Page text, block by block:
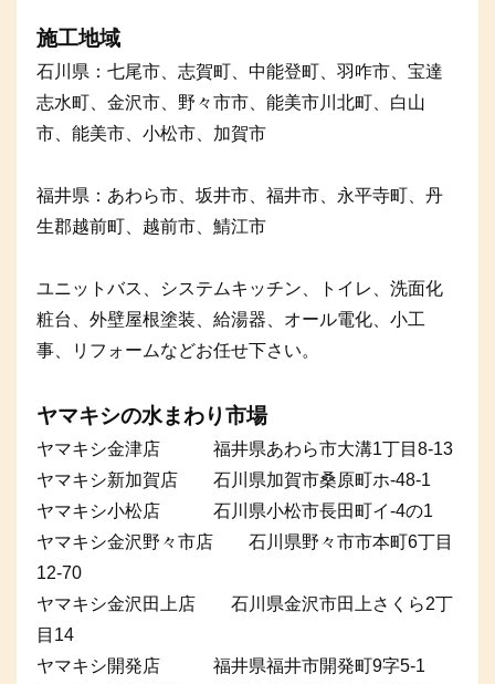
施工地域
石川県：七尾市、志賀町、中能登町、羽咋市、宝達
志水町、金沢市、野々市市、能美市川北町、白山
市、能美市、小松市、加賀市
福井県：あわら市、坂井市、福井市、永平寺町、丹
生郡越前町、越前市、鯖江市
ユニットバス、システムキッチン、トイレ、洗面化
粧台、外壁屋根塗装、給湯器、オール電化、小工
事、リフォームなどお任せ下さい。
ヤマキシの水まわり市場
ヤマキシ金津店 福井県あわら市大溝1丁目8-13
ヤマキシ新加賀店 石川県加賀市桑原町ホ-48-1
ヤマキシ小松店 石川県小松市長田町イ-4の1
ヤマキシ金沢野々市店 石川県野々市市本町6丁目
12-70
ヤマキシ金沢田上店 石川県金沢市田上さくら2丁
目14
ヤマキシ開発店 福井県福井市開発町9字5-1